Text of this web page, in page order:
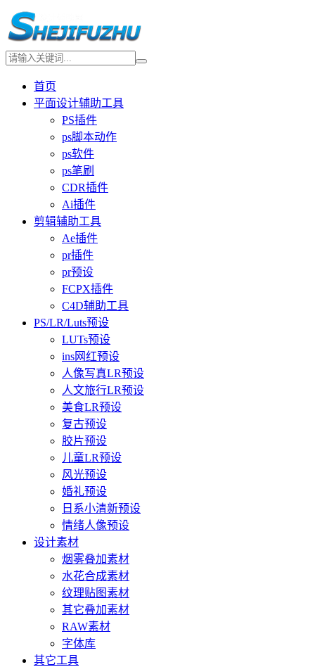
首页
平面设计辅助工具
PS插件
ps脚本动作
ps软件
ps笔刷
CDR插件
Ai插件
剪辑辅助工具
Ae插件
pr插件
pr预设
FCPX插件
C4D辅助工具
PS/LR/Luts预设
LUTs预设
ins网红预设
人像写真LR预设
人文旅行LR预设
美食LR预设
复古预设
胶片预设
儿童LR预设
风光预设
婚礼预设
日系小清新预设
情绪人像预设
设计素材
烟雾叠加素材
水花合成素材
纹理贴图素材
其它叠加素材
RAW素材
字体库
其它工具